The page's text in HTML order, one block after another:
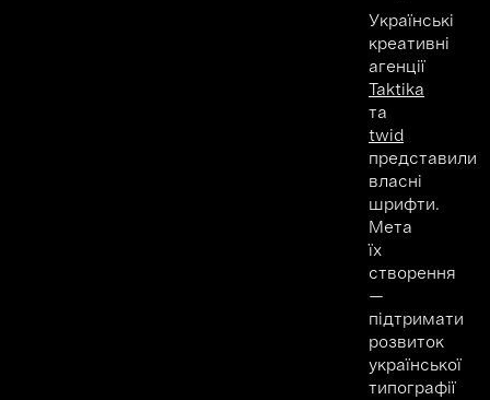
Українські
креативні
агенції
Taktika
та
twid
представили
власні
шрифти.
Мета
їх
створення
—
підтримати
розвиток
української
типографії